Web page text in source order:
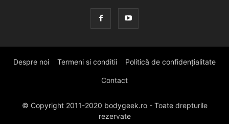
Despre noi Termeni si conditii Politică de confidențialitate
Contact
© Copyright 2011-2020 bodygeek.ro - Toate drepturile
rezervate